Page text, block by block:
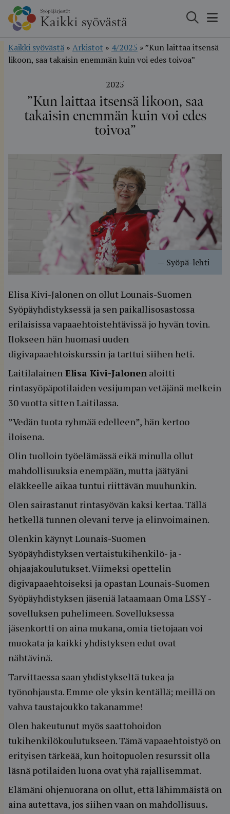
Hyppää
sisältöön
Kaikki syövästä » Arkistot » 4/2025 »”Kun laittaa itsensä
likoon, saa takaisin enemmän kuin voi edes toivoa”
2025
”Kun laittaa itsensä likoon, saa
takaisin enemmän kuin voi edes
toivoa”
— Syöpä-lehti
Elisa Kivi-Jalonen on ollut Lounais-Suomen
Syöpäyhdistyksessä ja sen paikallisosastossa
erilaisissa vapaaehtoistehtävissä jo hyvän tovin.
Ilokseen hän huomasi uuden
digivapaaehtoiskurssin ja tarttui siihen heti.
Laitilalainen Elisa Kivi-Jalonen aloitti
rintasyöpäpotilaiden vesijumpan vetäjänä melkein
30 vuotta sitten Laitilassa.
”Vedän tuota ryhmää edelleen”, hän kertoo
iloisena.
Olin tuolloin työelämässä eikä minulla ollut
mahdollisuuksia enempään, mutta jäätyäni
eläkkeelle aikaa tuntui riittävän muuhunkin.
Olen sairastanut rintasyövän kaksi kertaa. Tällä
hetkellä tunnen olevani terve ja elinvoimainen.
Olenkin käynyt Lounais-Suomen
Syöpäyhdistyksen vertaistukihenkilö- ja -
ohjaajakoulutukset. Viimeksi opettelin
digivapaaehtoiseksi ja opastan Lounais-Suomen
Syöpäyhdistyksen jäseniä lataamaan Oma LSSY -
sovelluksen puhelimeen. Sovelluksessa
jäsenkortti on aina mukana, omia tietojaan voi
muokata ja kaikki yhdistyksen edut ovat
nähtävinä.
Tarvittaessa saan yhdistykseltä tukea ja
työnohjausta. Emme ole yksin kentällä; meillä on
vahva taustajoukko takanamme!
Olen hakeutunut myös saattohoidon
tukihenkilökoulutukseen. Tämä vapaaehtoistyö on
erityisen tärkeää, kun hoitopuolen resurssit olla
läsnä potilaiden luona ovat yhä rajallisemmat.
Elämäni ohjenuorana on ollut, että lähimmäistä on
aina autettava, jos siihen vaan on mahdollisuus.